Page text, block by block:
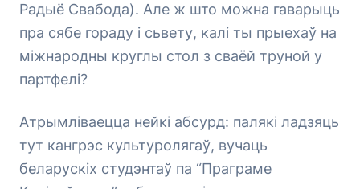
Радыё Свабода). Але ж што можна гаварыць
пра сябе гораду і сьвету, калі ты прыехаў на
міжнародны круглы стол з сваёй труной у
партфелі?
Атрымліваецца нейкі абсурд: палякі ладзяць
тут кангрэс культуролягаў, вучаць
беларускіх студэнтаў па “Праграме